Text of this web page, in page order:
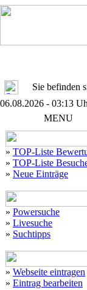
Sie befinden
06.08.2026 - 03:13
MENU
» TOP-Liste
» TOP-Liste
» Neue Einträge
» Powersuche
» Livesuche
» Suchtipps
» Webseite eintragen
» Eintrag bearbeiten